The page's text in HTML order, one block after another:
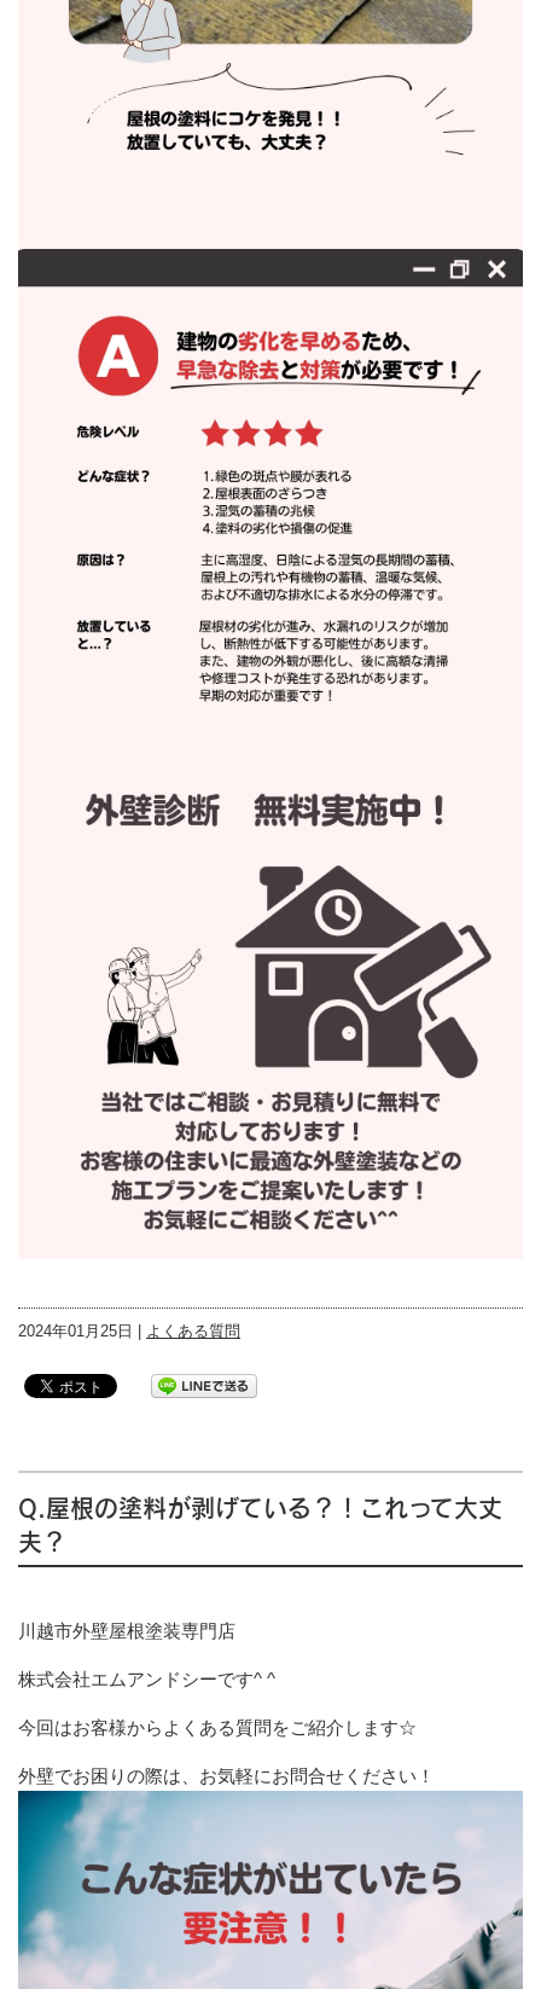
2024年01月25日 | よくある質問
Q.屋根の塗料が剥げている？！これって大丈
夫？
川越市外壁屋根塗装専門店
株式会社エムアンドシーです^ ^
今回はお客様からよくある質問をご紹介します☆
外壁でお困りの際は、お気軽にお問合せください！